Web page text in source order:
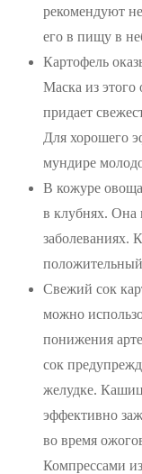
рекомендуют
его в пищу в
Картофель
Маска из
придает
Для хорошего
мундире
В кожуре
в клубнях. Она
заболеваниях.
Свежий сок
можно
понижения
сок
желудке.
эффективно
во время
Компрессами